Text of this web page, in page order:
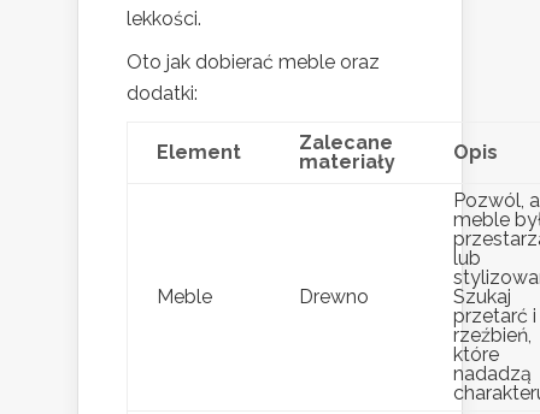
lekkości.
Oto jak dobierać meble oraz
dodatki:
Element
Zalecane
materiały
Opis
Meble Drewno
Pozwól,
meble
lub
Szukaj
przetarć i
rzeźbień,
które
nadadzą